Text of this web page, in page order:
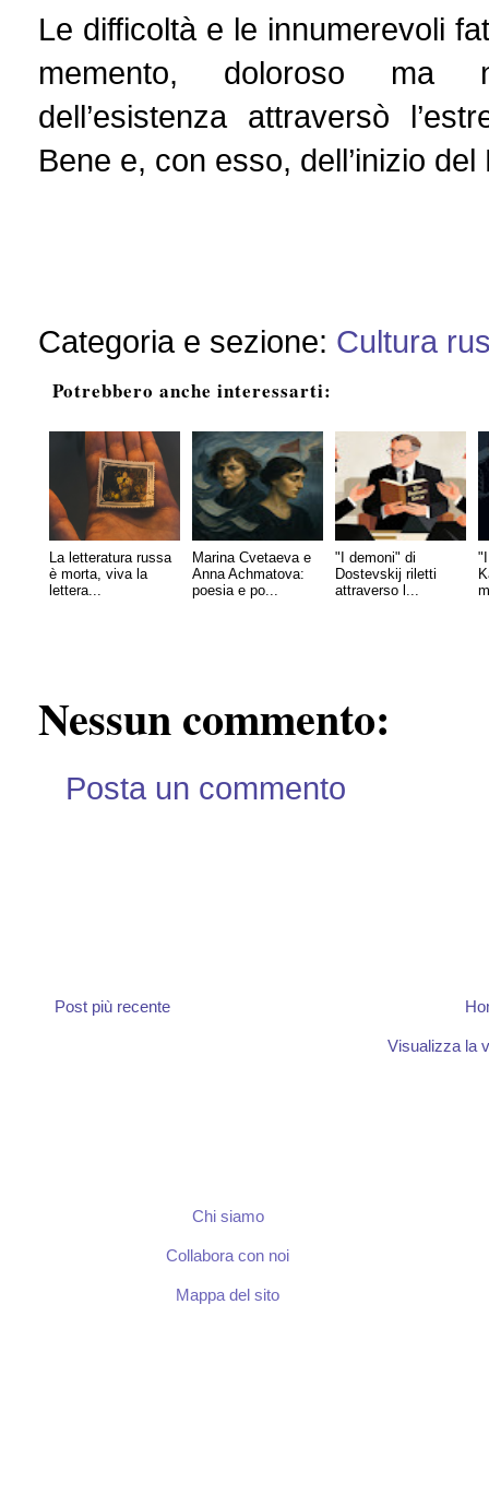
Le difficoltà e le innumerevoli
memento, doloroso ma
dell’esistenza attraversò
Bene e, con esso, dell’inizio
Categoria e sezione: Cultura
Potrebbero anche interessarti:
La letteratura russa
è morta, viva la
lettera...
Marina Cvetaeva e
Anna Achmatova:
poesia e po...
"I demoni" di
Dostevskij riletti
attraverso l...
Nessun commento:
Posta un commento
Post più recente
Visualizza la
Chi siamo
Collabora con noi
Mappa del sito